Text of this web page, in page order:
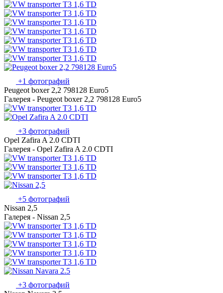
+1 фотографий
Peugeot boxer 2,2 798128 Euro5
Галерея - Peugeot boxer 2,2 798128 Euro5
+3 фотографий
Opel Zafira A 2.0 CDTI
Галерея - Opel Zafira A 2.0 CDTI
+5 фотографий
Nissan 2,5
Галерея - Nissan 2,5
+3 фотографий